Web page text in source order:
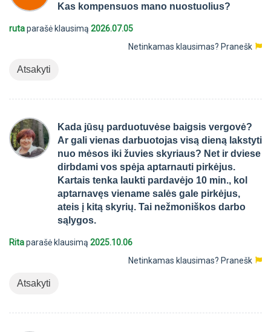
Kas kompensuos mano nuostuolius?
rutaparašė klausimą 2026.07.05
Netinkamas klausimas? Pranešk
Atsakyti
Kada jūsų parduotuvėse baigsis vergovė?
Ar gali vienas darbuotojas visą dieną lakstyti
nuo mėsos iki žuvies skyriaus? Net ir dviese
dirbdami vos spėja aptarnauti pirkėjus.
Kartais tenka laukti pardavėjo 10 min., kol
aptarnavęs viename salės gale pirkėjus,
ateis į kitą skyrių. Tai nežmoniškos darbo
sąlygos.
Ritaparašė klausimą 2025.10.06
Netinkamas klausimas? Pranešk
Atsakyti